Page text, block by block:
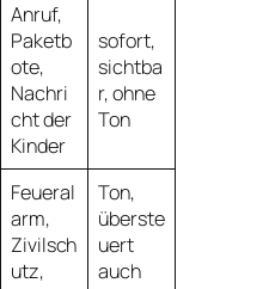
Anruf,
Paketb
ote,
Nachri
cht der
Kinder
sofort,
sichtba
r, ohne
Ton
Feueral
arm,
Zivilsch
utz,
Ton,
überste
uert
auch